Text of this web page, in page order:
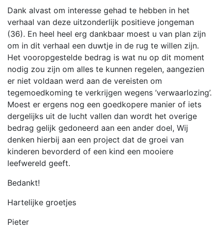
Dank alvast om interesse gehad te hebben in het
verhaal van deze uitzonderlijk positieve jongeman
(36). En heel heel erg dankbaar moest u van plan zijn
om in dit verhaal een duwtje in de rug te willen zijn.
Het vooropgestelde bedrag is wat nu op dit moment
nodig zou zijn om alles te kunnen regelen, aangezien
er niet voldaan werd aan de vereisten om
tegemoedkoming te verkrijgen wegens ’verwaarlozing’.
Moest er ergens nog een goedkopere manier of iets
dergelijks uit de lucht vallen dan wordt het overige
bedrag gelijk gedoneerd aan een ander doel, Wij
denken hierbij aan een project dat de groei van
kinderen bevorderd of een kind een mooiere
leefwereld geeft.
Bedankt!
Hartelijke groetjes
Pieter